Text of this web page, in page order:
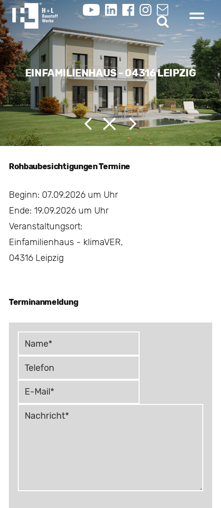
EINFAMILIENHAUS – 04316 LEIPZIG
Rohbaubesichtigungen Termine
Beginn: 07.09.2026 um Uhr
Ende: 19.09.2026 um Uhr
Veranstaltungsort:
Einfamilienhaus - klimaVER,
04316 Leipzig
Terminanmeldung